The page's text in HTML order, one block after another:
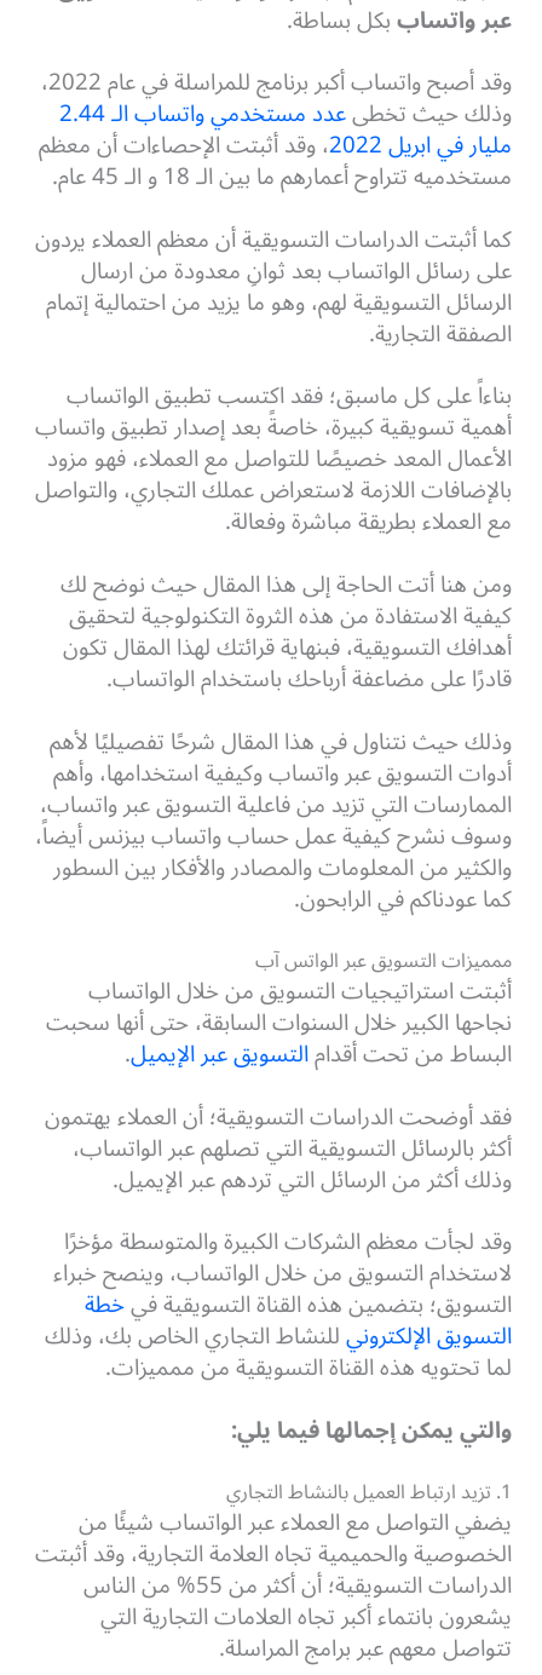
عبر واتساببكل بساطة.
وقد أصبح واتساب أكبر برنامج للمراسلة في عام 2022،
وذلك حيث تخطى عدد مستخدمي واتساب الـ 2.44
مليار في ابريل 2022 ، وقد أثبتت الإحصاءات أن معظم
مستخدميه تتراوح أعمارهم ما بين الـ 18 و الـ 45 عام.
كما أثبتت الدراسات التسويقية أن معظم العملاء يردون
على رسائل الواتساب بعد ثوانِ معدودة من ارسال
الرسائل التسويقية لهم، وهو ما يزيد من احتمالية إتمام
الصفقة التجارية.
بناءاً على كل ماسبق؛ فقد اكتسب تطبيق الواتساب
أهمية تسويقية كبيرة، خاصةً بعد إصدار تطبيق واتساب
الأعمال المعد خصيصًا للتواصل مع العملاء، فهو مزود
بالإضافات اللازمة لاستعراض عملك التجاري، والتواصل
مع العملاء بطريقة مباشرة وفعالة.
ومن هنا أتت الحاجة إلى هذا المقال حيث نوضح لك
كيفية الاستفادة من هذه الثروة التكنولوجية لتحقيق
أهدافك التسويقية، فبنهاية قرائتك لهذا المقال تكون
قادرًا على مضاعفة أرباحك باستخدام الواتساب.
وذلك حيث نتناول في هذا المقال شرحًا تفصيليًا لأهم
أدوات التسويق عبر واتساب وكيفية استخدامها، وأهم
الممارسات التي تزيد من فاعلية التسويق عبر واتساب،
وسوف نشرح كيفية عمل حساب واتساب بيزنس أيضاً،
والكثير من المعلومات والمصادر والأفكار بين السطور
كما عودناكم في الرابحون.
ممميزات التسويق عبر الواتس آب
أثبتت استراتيجيات التسويق من خلال الواتساب
نجاحها الكبير خلال السنوات السابقة، حتى أنها سحبت
البساط من تحت أقدامالتسويق عبر الإيميل.
فقد أوضحت الدراسات التسويقية؛ أن العملاء يهتمون
أكثر بالرسائل التسويقية التي تصلهم عبر الواتساب،
وذلك أكثر من الرسائل التي تردهم عبر الإيميل.
وقد لجأت معظم الشركات الكبيرة والمتوسطة مؤخرًا
لاستخدام التسويق من خلال الواتساب، وينصح خبراء
التسويق؛ بتضمين هذه القناة التسويقية فيخطة
التسويق الإلكترونيللنشاط التجاري الخاص بك، وذلك
لما تحتويه هذه القناة التسويقية من ممميزات.
والتي يمكن إجمالها فيما يلي:
1. تزيد ارتباط العميل بالنشاط التجاري
يضفي التواصل مع العملاء عبر الواتساب شيئًا من
الخصوصية والحميمية تجاه العلامة التجارية، وقد أثبتت
الدراسات التسويقية؛ أن أكثر من 55% من الناس
يشعرون بانتماء أكبر تجاه العلامات التجارية التي
تتواصل معهم عبر برامج المراسلة.